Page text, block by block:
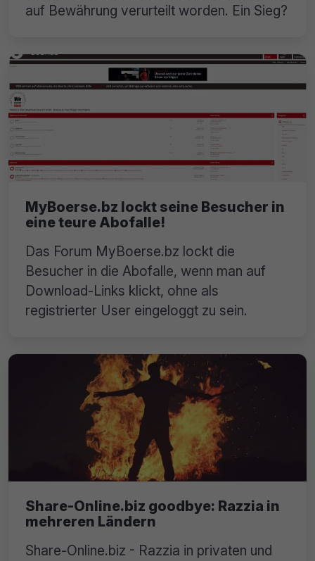
auf Bewährung verurteilt worden. Ein Sieg?
MyBoerse.bz lockt seine Besucher in
eine teure Abofalle!
Das Forum MyBoerse.bz lockt die
Besucher in die Abofalle, wenn man auf
Download-Links klickt, ohne als
registrierter User eingeloggt zu sein.
Share-Online.biz goodbye: Razzia in
mehreren Ländern
Share-Online.biz - Razzia in privaten und